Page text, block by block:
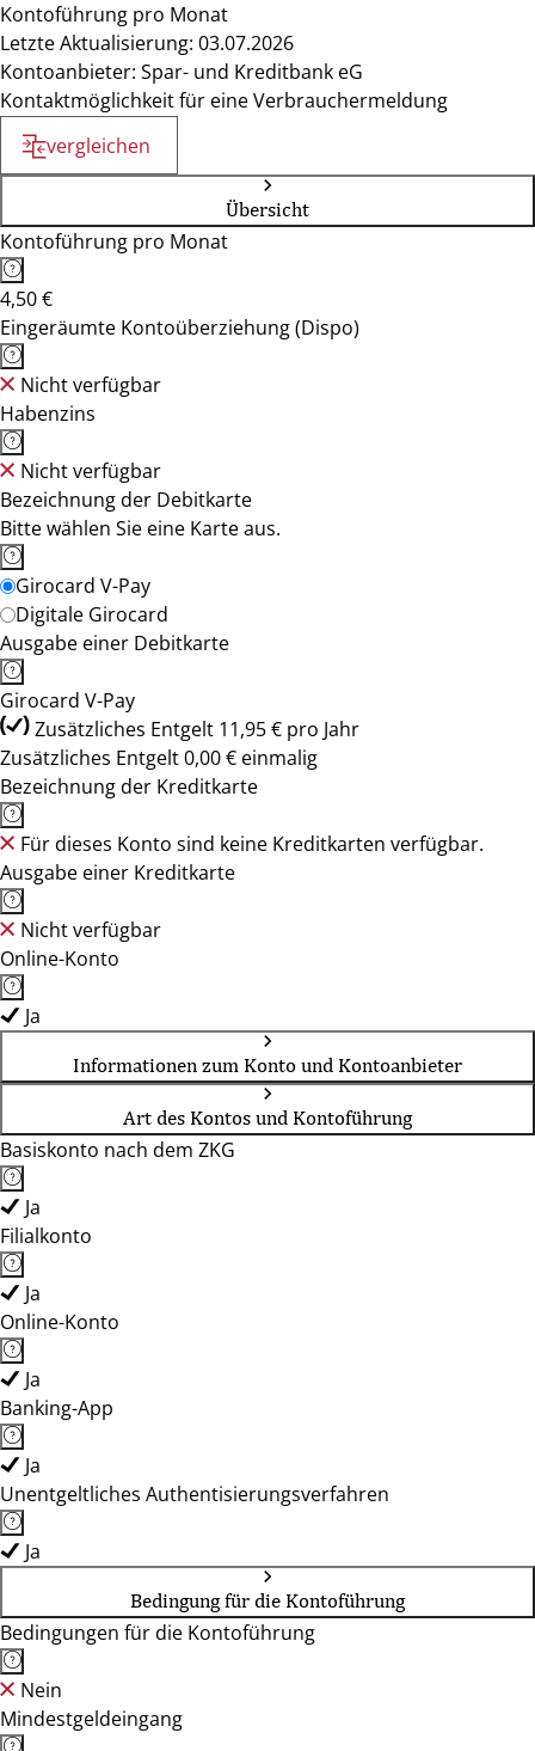
Kontoführung pro Monat
Letzte Aktualisierung: 03.07.2026
Kontoanbieter: Spar- und Kreditbank eG
Kontaktmöglichkeit für eine Verbrauchermeldung
vergleichen
Übersicht
Kontoführung pro Monat
4,50 €
Eingeräumte Kontoüberziehung (Dispo)
Nicht verfügbar
Habenzins
Nicht verfügbar
Bezeichnung der Debitkarte
Bitte wählen Sie eine Karte aus.
Girocard V-Pay
Digitale Girocard
Ausgabe einer Debitkarte
Girocard V-Pay
Zusätzliches Entgelt 11,95 € pro Jahr
Zusätzliches Entgelt 0,00 € einmalig
Bezeichnung der Kreditkarte
Für dieses Konto sind keine Kreditkarten verfügbar.
Ausgabe einer Kreditkarte
Nicht verfügbar
Online-Konto
Ja
Informationen zum Konto und Kontoanbieter
Art des Kontos und Kontoführung
Basiskonto nach dem ZKG
Ja
Filialkonto
Ja
Online-Konto
Ja
Banking-App
Ja
Unentgeltliches Authentisierungsverfahren
Ja
Bedingung für die Kontoführung
Bedingungen für die Kontoführung
Nein
Mindestgeldeingang